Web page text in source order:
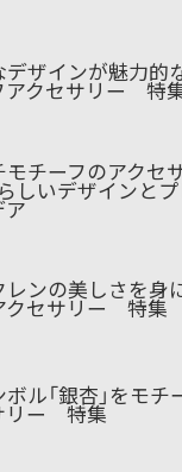
デザインが魅力的
アクセサリー 特
モチーフのアクセ
しいデザインと
ア
ンの美しさを身
クセサリー 特集
ル「銀杏」をモチ
リー 特集